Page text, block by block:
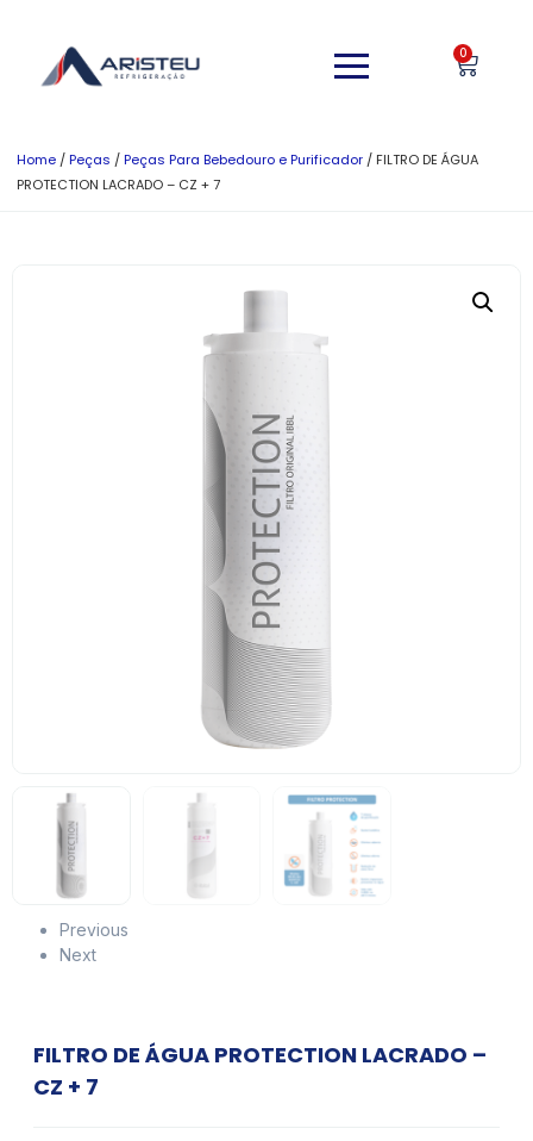
0
Home /Peças /Peças Para Bebedouro e Purificador / FILTRO DE ÁGUA
PROTECTION LACRADO – CZ + 7
Previous
Next
FILTRO DE ÁGUA PROTECTION LACRADO –
CZ + 7